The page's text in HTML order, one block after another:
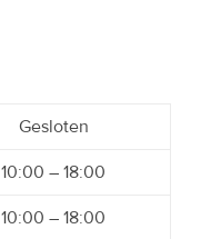
Gesloten
10:00 – 18:00
10:00 – 18:00